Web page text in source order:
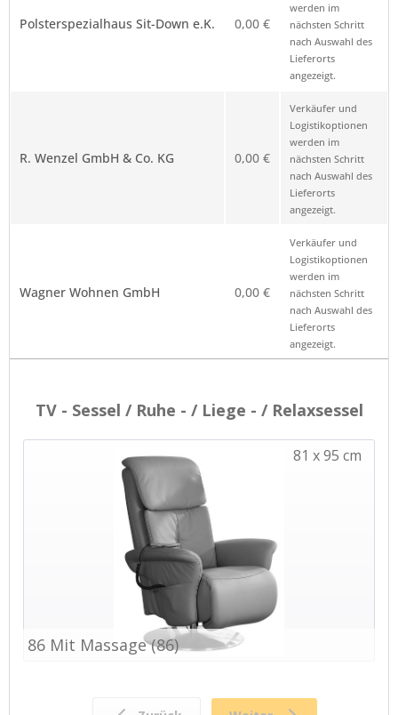
Polsterspezialhaus Sit-Down e.K. 0,00 €
werden im
nächsten Schritt
nach Auswahl des
Lieferorts
angezeigt.
R. Wenzel GmbH & Co. KG 0,00 €
Verkäufer und
Logistikoptionen
werden im
nächsten Schritt
nach Auswahl des
Lieferorts
angezeigt.
Wagner Wohnen GmbH 0,00 €
Verkäufer und
Logistikoptionen
werden im
nächsten Schritt
nach Auswahl des
Lieferorts
angezeigt.